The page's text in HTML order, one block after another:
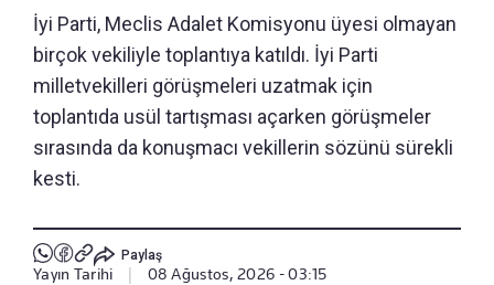
İyi Parti, Meclis Adalet Komisyonu üyesi olmayan
birçok vekiliyle toplantıya katıldı. İyi Parti
milletvekilleri görüşmeleri uzatmak için
toplantıda usül tartışması açarken görüşmeler
sırasında da konuşmacı vekillerin sözünü sürekli
kesti.
Paylaş
Yayın Tarihi 08 Ağustos, 2026 - 03:15